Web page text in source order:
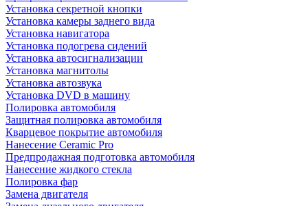
Установка секретной кнопки
Установка камеры заднего вида
Установка навигатора
Установка подогрева сидений
Установка автосигнализации
Установка магнитолы
Установка автозвука
Установка DVD в машину
Полировка автомобиля
Защитная полировка автомобиля
Кварцевое покрытие автомобиля
Нанесение Ceramic Pro
Предпродажная подготовка автомобиля
Нанесение жидкого стекла
Полировка фар
Замена двигателя